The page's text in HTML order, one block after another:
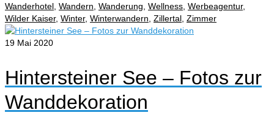
Wanderhotel, Wandern, Wanderung, Wellness, Werbeagentur,
Wilder Kaiser, Winter, Winterwandern, Zillertal, Zimmer
19 Mai 2020
Hintersteiner See – Fotos zur
Wanddekoration